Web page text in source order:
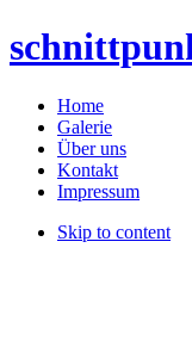
Home
Galerie
Über uns
Kontakt
Impressum
Skip to content